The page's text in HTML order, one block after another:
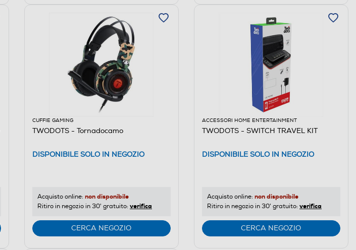
CUFFIE GAMING
TWODOTS - Tornadocamo
DISPONIBILE SOLO IN NEGOZIO
Acquisto online: non disponibile
Ritiro in negozio in 30' gratuito: verifica
CERCA NEGOZIO
ACCESSORI HOME ENTERTAINMENT
TWODOTS - SWITCH TRAVEL KIT
DISPONIBILE SOLO IN NEGOZIO
Acquisto online: non disponibile
Ritiro in negozio in 30' gratuito: verifica
CERCA NEGOZIO